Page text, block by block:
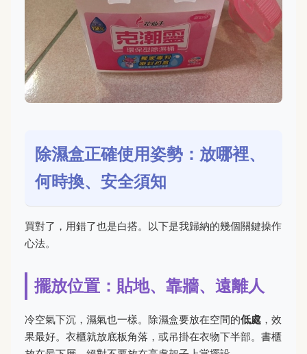
除濕盒正確使用姿勢：放哪裡、
何時換、安全須知
買對了，用錯了也是白搭。以下是我歸納的幾個關鍵操作
心法。
擺放位置：貼地、靠牆、遠離人
冷空氣下沉，濕氣也一樣。除濕盒要放在空間的低處 ，效
果最好。衣櫃就放底板角落，或吊掛在衣物下半部。書櫃